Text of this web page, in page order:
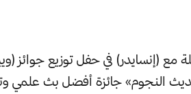
مع (إنسايدر) في حفل توزيع جوائز
النجوم» جائزة أفضل بث علمي